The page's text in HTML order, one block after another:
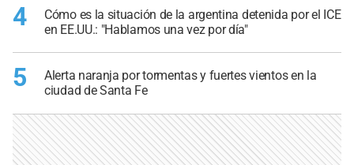
4
Cómo es la situación de la argentina detenida por el ICE
en EE.UU.: "Hablamos una vez por día"
5
Alerta naranja por tormentas y fuertes vientos en la
ciudad de Santa Fe